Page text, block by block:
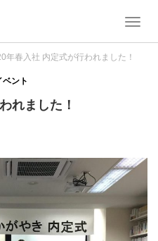
T
g
t
i
o
n
年春入社 内定式が行われました！
ベント
れました！